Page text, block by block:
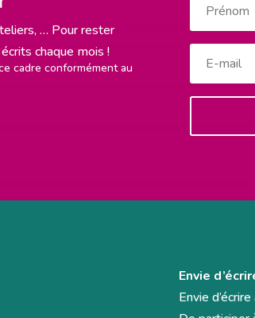
… Pour rester
chaque mois !
cadre conformément au
Envie
Envie